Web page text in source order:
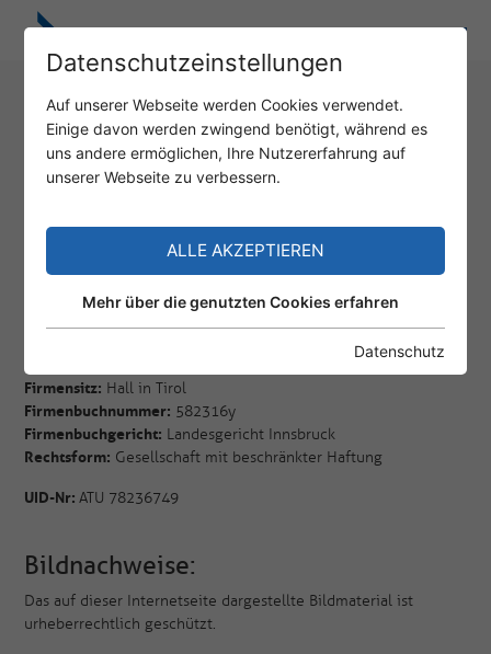
IMPRESSUM
EISENKIES Tortechnik GmbH
Schlöglstraße 55
F +43 5223 510 30
Firmensitz: Hall in Tirol
Firmenbuchnummer: 582316y
Firmenbuchgericht: Landesgericht Innsbruck
Rechtsform: Gesellschaft mit beschränkter Haftung
UID-Nr:ATU 78236749
Bildnachweise:
Das auf dieser Internetseite dargestellte Bildmaterial ist
urheberrechtlich geschützt.
Datenschutzeinstellungen
Auf unserer Webseite werden Cookies verwendet.
Einige davon werden zwingend benötigt, während es
uns andere ermöglichen, Ihre Nutzererfahrung auf
unserer Webseite zu verbessern.
ALLE AKZEPTIEREN
Mehr über die genutzten Cookies erfahren
Datenschutz